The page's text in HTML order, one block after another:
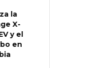
la
X-
y el
en